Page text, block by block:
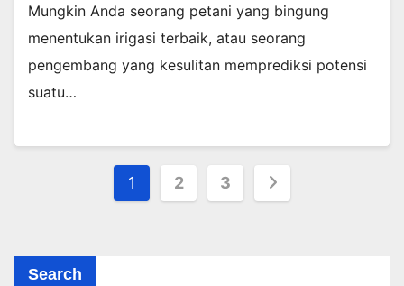
Mungkin Anda seorang petani yang bingung
menentukan irigasi terbaik, atau seorang
pengembang yang kesulitan memprediksi potensi
suatu…
Posts
1 2 3
Search